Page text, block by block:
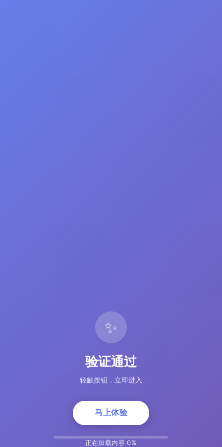
✨
验证通过
轻触按钮，立即进入
马上体验
正在加载内容 5%